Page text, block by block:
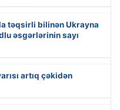
təqsirli bilinən Ukrayna
əsgərlərinin sayı
artıq çəkidən